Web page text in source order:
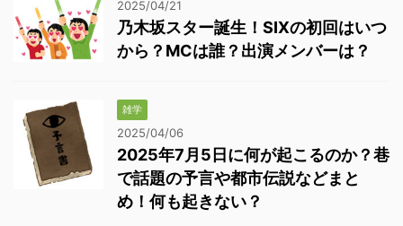
2025/04/21
乃木坂スター誕生！SIXの初回はいつ
から？MCは誰？出演メンバーは？
雑学
2025/04/06
2025年7月5日に何が起こるのか？巷
で話題の予言や都市伝説などまと
め！何も起きない？